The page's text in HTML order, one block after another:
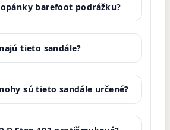
barefoot podrážku?
tieto sandále?
sú tieto sandále určené?